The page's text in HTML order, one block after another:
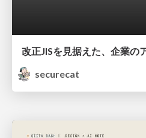
securecat